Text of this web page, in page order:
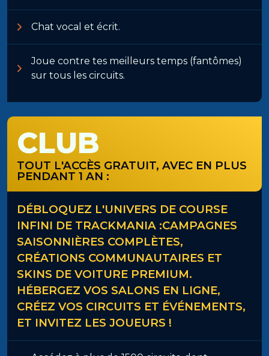
Chat vocal et écrit.
Joue contre tes meilleurs temps (fantômes)
sur tous les circuits.
CLUB
TOUT L'ACCÈS GRATUIT, AVEC EN PLUS
PENDANT 1 AN :
DÉBLOQUEZ L'UNIVERS DE COURSE
INFINI DE TRACKMANIA :CAMPAGNES
SAISONNIÈRES COMPLÈTES,
CRÉATIONS COMMUNAUTAIRES ET
SKINS DE VOITURE PREMIUM.
HÉBERGEZ VOS SALONS EN LIGNE,
CRÉEZ VOS CIRCUITS ET ÉVÉNEMENTS,
ET INVITEZ LES JOUEURS !